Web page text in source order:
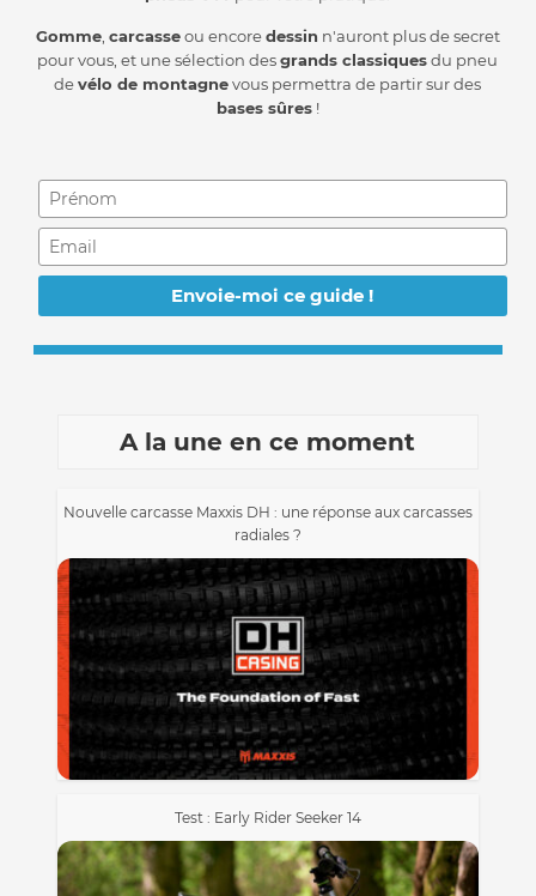
Gomme, carcasseou encoredessin n'auront plus de secret
pour vous, et une sélection desgrands classiquesdu pneu
devélo de montagnevous permettra de partir sur des
bases sûres!
A la une en ce moment
Nouvelle carcasse Maxxis DH : une réponse aux carcasses
radiales ?
Test : Early Rider Seeker 14